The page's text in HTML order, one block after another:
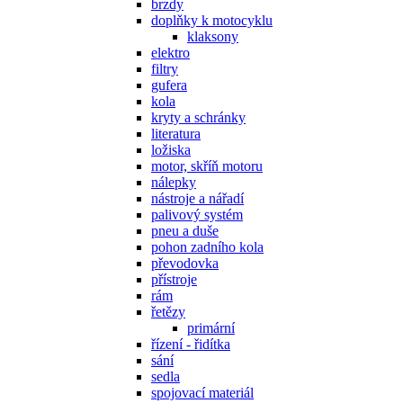
brzdy
doplňky k motocyklu
klaksony
elektro
filtry
gufera
kola
kryty a schránky
literatura
ložiska
motor, skříň motoru
nálepky
nástroje a nářadí
palivový systém
pneu a duše
pohon zadního kola
převodovka
přístroje
rám
řetězy
primární
řízení - řidítka
sání
sedla
spojovací materiál